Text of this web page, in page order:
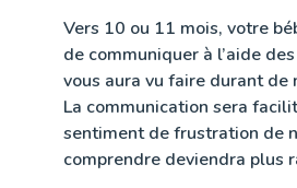
Vers 10 ou 11 mois, votre
de communiquer à l’aide
vous aura vu faire durant de
La communication sera
sentiment de frustration de
comprendre deviendra plus